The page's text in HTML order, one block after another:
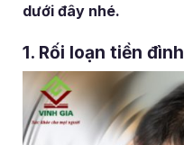
dưới đây nhé.
1. Rối loạn tiền